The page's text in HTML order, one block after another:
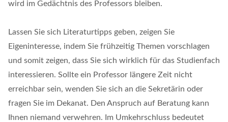
wird im Gedächtnis des Professors bleiben.
Lassen Sie sich Literaturtipps geben, zeigen Sie
Eigeninteresse, indem Sie frühzeitig Themen vorschlagen
und somit zeigen, dass Sie sich wirklich für das Studienfach
interessieren. Sollte ein Professor längere Zeit nicht
erreichbar sein, wenden Sie sich an die Sekretärin oder
fragen Sie im Dekanat. Den Anspruch auf Beratung kann
Ihnen niemand verwehren. Im Umkehrschluss bedeutet